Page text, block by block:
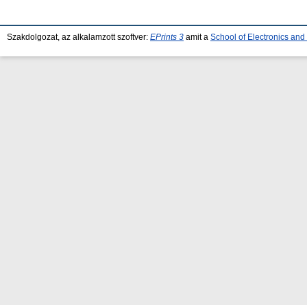
Szakdolgozat, az alkalamzott szoftver: EPrints 3 amit a School of Electronics